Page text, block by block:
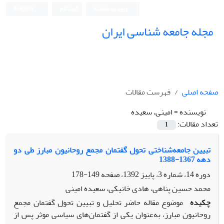
مجله جامعه شناسی ایران
صفحه اصلی
فهرست مقالات
نویسنده =امینی، سعیده
تعداد مقالات:
1
تبیین جامعه‌شناختی تحول گفتمان مجمع روحانیون مبارز طی دو
دهه 1367-1388
دوره 14، شماره 3، پاییز 1392، صفحه
149-178
محمد حسین پناهی، هادی خانیکی، سعیده امینی
چکیده موضوع مقاله حاضر تحلیل و تبیین تحول گفتمان مجمع
روحانیون مبارز، به‌عنوان یکی از گفتمان‌های سیاسی موثر پس از